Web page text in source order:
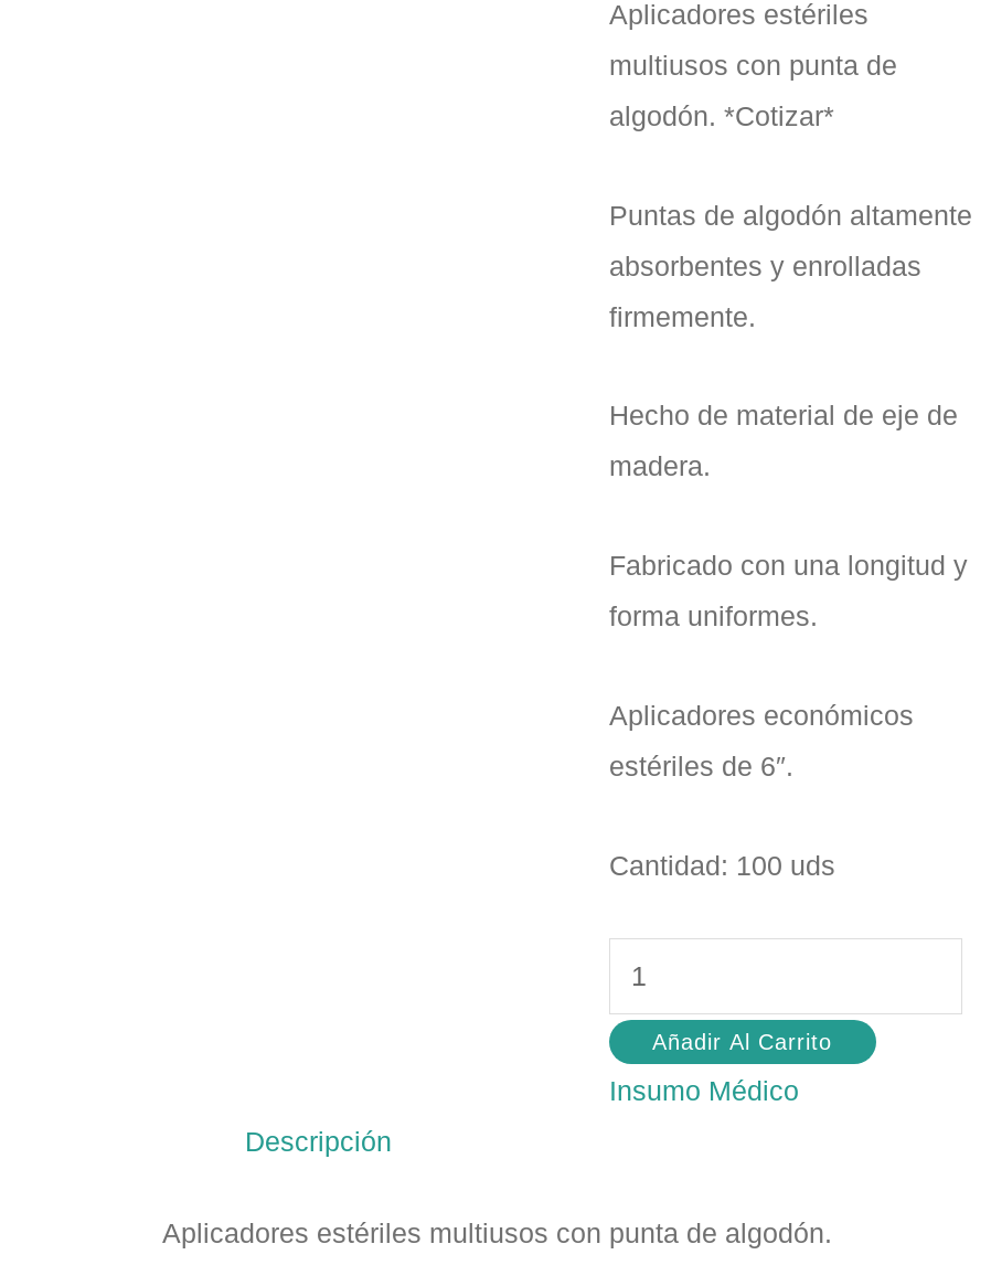
Aplicadores estériles
multiusos con punta de
algodón. *Cotizar*
Puntas de algodón altamente
absorbentes y enrolladas
firmemente.
Hecho de material de eje de
madera.
Fabricado con una longitud y
forma uniformes.
Aplicadores económicos
estériles de 6″.
Cantidad: 100 uds
Añadir Al Carrito
Insumo Médico
Descripción
Aplicadores estériles multiusos con punta de algodón.